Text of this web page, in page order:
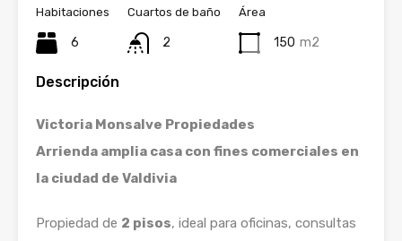
Habitaciones
6
Cuartos de baño
2
Área
150 m2
Descripción
Victoria Monsalve Propiedades
Arrienda amplia casa con fines comerciales en
la ciudad de Valdivia
Propiedad de 2 pisos, ideal para oficinas, consultas